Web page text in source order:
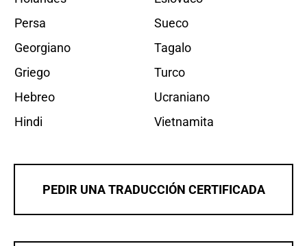
Persa
Georgiano
Griego
Hebreo
Hindi
Sueco
Tagalo
Turco
Ucraniano
Vietnamita
PEDIR UNA TRADUCCIÓN CERTIFICADA